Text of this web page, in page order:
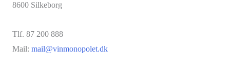
8600 Silkeborg
Tlf. 87 200 888
Mail: mail@vinmonopolet.dk